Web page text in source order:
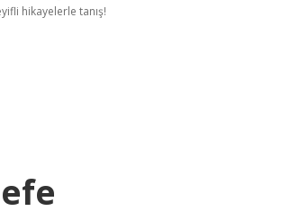
hikayelerle tanış!